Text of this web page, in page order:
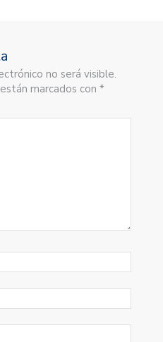
no será visible.
marcados con *